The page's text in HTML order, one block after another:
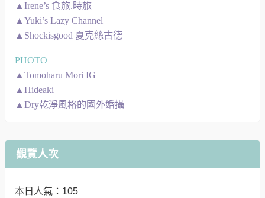
▲Irene’s 食旅.時旅
▲Yuki’s Lazy Channel
▲Shockisgood 夏克絲古德
PHOTO
▲Tomoharu Mori IG
▲Hideaki
▲Dry乾淨風格的國外婚攝
觀覽人次
本日人氣：105